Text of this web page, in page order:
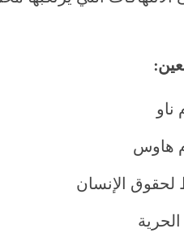
ناو
هاوس
الإنسان